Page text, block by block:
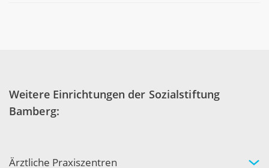
Weitere Einrichtungen der Sozialstiftung
Bamberg:
Ärztliche Praxiszentren